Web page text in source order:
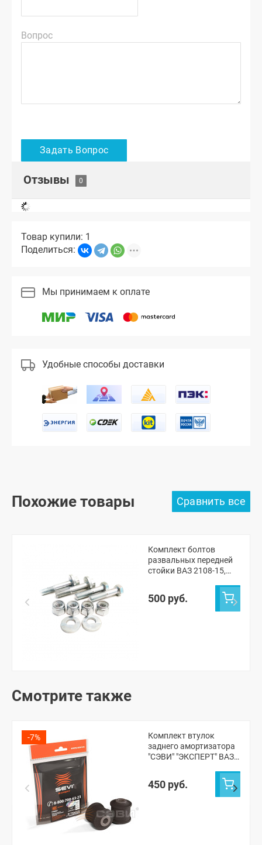
Вопрос
Отзывы
Товар купили: 1
Поделиться:
Мы принимаем к оплате
Удобные способы доставки
Похожие товары
Комплект болтов
развальных передней
стойки ВАЗ 2108-15,
2, Гранта (4 шт.)
500 руб.
Смотрите также
-7%
Комплект втулок
заднего амортизатора
"СЭВИ" "ЭКСПЕРТ" ВАЗ
Калина, Приора,
Гранта, Датсун он-ДО,
450 руб.